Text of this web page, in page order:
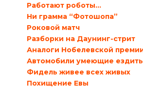
Работают роботы…
Ни грамма “Фотошопа”
Роковой матч
Разборки на Даунинг-стрит
Аналоги Нобелевской
Автомобили умеющие
Фидель живее всех живых
Похищение Евы